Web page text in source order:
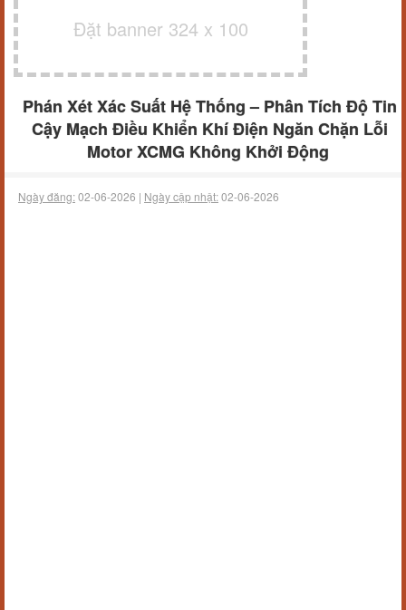
Đặt banner 324 x 100
Phán Xét Xác Suất Hệ Thống – Phân Tích Độ Tin
Cậy Mạch Điều Khiển Khí Điện Ngăn Chặn Lỗi
Motor XCMG Không Khởi Động
Ngày đăng:02-06-2026 | Ngày cập nhật:02-06-2026